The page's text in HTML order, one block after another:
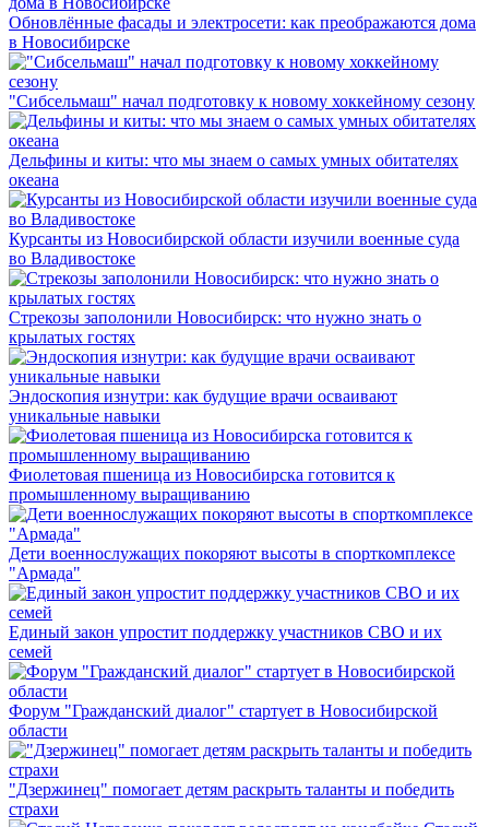
Обновлённые фасады и электросети: как преображаются дома
в Новосибирске
"Сибсельмаш" начал подготовку к новому хоккейному сезону
Дельфины и киты: что мы знаем о самых умных обитателях
океана
Курсанты из Новосибирской области изучили военные суда
во Владивостоке
Стрекозы заполонили Новосибирск: что нужно знать о
крылатых гостях
Эндоскопия изнутри: как будущие врачи осваивают
уникальные навыки
Фиолетовая пшеница из Новосибирска готовится к
промышленному выращиванию
Дети военнослужащих покоряют высоты в спорткомплексе
"Армада"
Единый закон упростит поддержку участников СВО и их
семей
Форум "Гражданский диалог" стартует в Новосибирской
области
"Дзержинец" помогает детям раскрыть таланты и победить
страхи